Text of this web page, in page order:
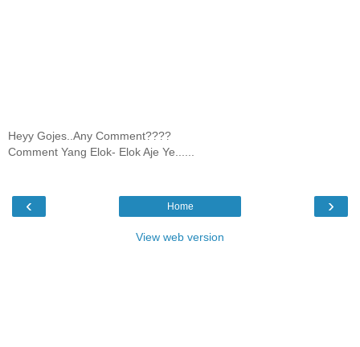
Heyy Gojes..Any Comment????
Comment Yang Elok- Elok Aje Ye......
‹ ›
Home
View web version